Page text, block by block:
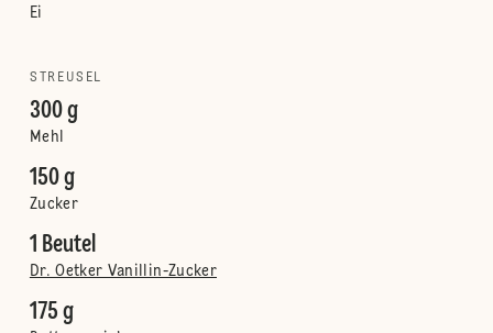
Ei
STREUSEL
300 g
Mehl
150 g
Zucker
1 Beutel
Dr. Oetker Vanillin-Zucker
175 g